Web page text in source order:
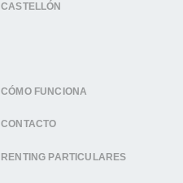
CASTELLÓN
CÓMO FUNCIONA
CONTACTO
RENTING PARTICULARES